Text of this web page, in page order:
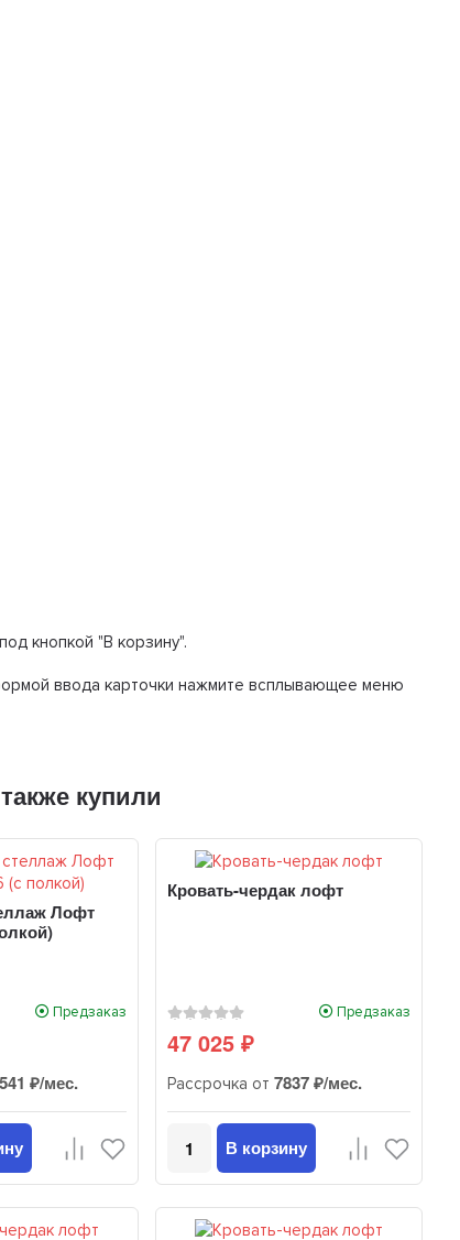
кнопкой "В корзину".
ввода карточки нажмите всплывающее меню
купили
Лофт
Предзаказ
₽/мес.
Кровать-чердак лофт
Предзаказ
47 025 ₽
Рассрочка от 7837 ₽/мес.
В корзину